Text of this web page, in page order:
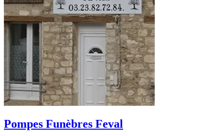
Pompes Funèbres Feval